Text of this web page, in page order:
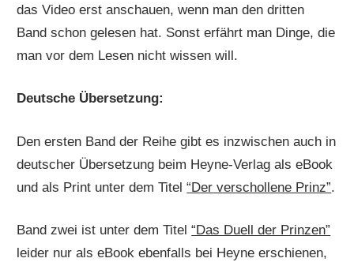
das Video erst anschauen, wenn man den dritten
Band schon gelesen hat. Sonst erfährt man Dinge, die
man vor dem Lesen nicht wissen will.
Deutsche Übersetzung:
Den ersten Band der Reihe gibt es inzwischen auch in
deutscher Übersetzung beim Heyne-Verlag als eBook
und als Print unter dem Titel“Der verschollene Prinz”.
Band zwei ist unter dem Titel“Das Duell der Prinzen”
leider nur als eBook ebenfalls bei Heyne erschienen,